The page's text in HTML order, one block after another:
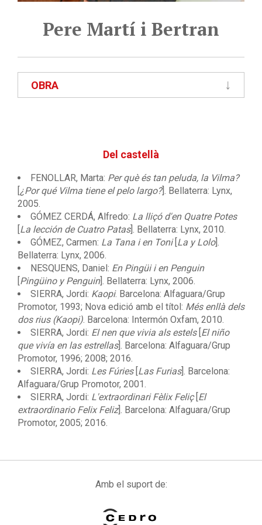
Pere Martí i Bertran
OBRA
Del castellà
FENOLLAR, Marta: Per què és tan peluda, la Vilma?
[¿Por qué Vilma tiene el pelo largo?]. Bellaterra: Lynx,
2005.
GÓMEZ CERDÁ, Alfredo: La lliçó d'en Quatre Potes
[La lección de Cuatro Patas]. Bellaterra: Lynx, 2010.
GÓMEZ, Carmen: La Tana i en Toni[La y Lolo].
Bellaterra: Lynx, 2006.
NESQUENS, Daniel: En Pingüi i en Penguin
[Pingüino y Penguin]. Bellaterra: Lynx, 2006.
SIERRA, Jordi: Kaopi. Barcelona: Alfaguara/Grup
Promotor, 1993; Nova edició amb el títol: Més enllà dels
dos rius (Kaopi) . Barcelona: Intermón Oxfam, 2010.
SIERRA, Jordi: El nen que vivia als estels[El niño
que vivía en las estrellas]. Barcelona: Alfaguara/Grup
Promotor, 1996; 2008; 2016.
SIERRA, Jordi: Les Fúries[Las Furias]. Barcelona:
Alfaguara/Grup Promotor, 2001.
SIERRA, Jordi: L'extraordinari Fèlix Feliç[El
extraordinario Felix Feliz]. Barcelona: Alfaguara/Grup
Promotor, 2005; 2016.
Amb el suport de: